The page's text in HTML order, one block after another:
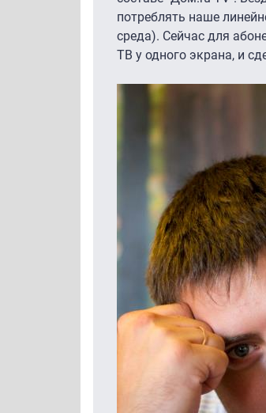
потреблять наше
среда). Сейчас для
ТВ у одного экрана, и